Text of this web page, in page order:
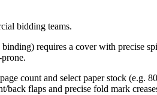
bidding teams.
requires a cover with precise
count and select paper stock (e.g.
flaps and precise fold mark